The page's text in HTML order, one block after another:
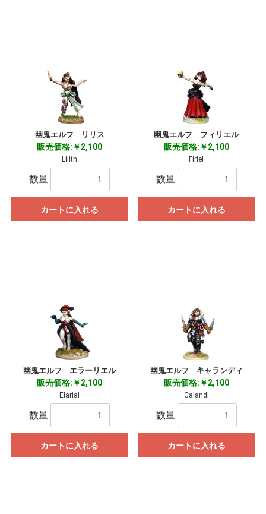
幽鬼エルフ リリス
販売価格:￥2,100
Lilith
数量
カートに入れる
幽鬼エルフ フィリエル
販売価格:￥2,100
Firiel
数量
カートに入れる
幽鬼エルフ エラーリエル
販売価格:￥2,100
Elarial
数量
カートに入れる
幽鬼エルフ キャランディ
販売価格:￥2,100
Calandi
数量
カートに入れる